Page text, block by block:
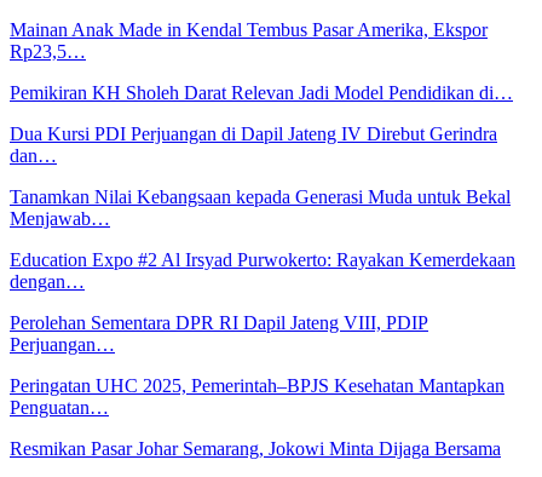
Mainan Anak Made in Kendal Tembus Pasar Amerika, Ekspor
Rp23,5…
Pemikiran KH Sholeh Darat Relevan Jadi Model Pendidikan di…
Dua Kursi PDI Perjuangan di Dapil Jateng IV Direbut Gerindra
dan…
Tanamkan Nilai Kebangsaan kepada Generasi Muda untuk Bekal
Menjawab…
Education Expo #2 Al Irsyad Purwokerto: Rayakan Kemerdekaan
dengan…
Perolehan Sementara DPR RI Dapil Jateng VIII, PDIP
Perjuangan…
Peringatan UHC 2025, Pemerintah–BPJS Kesehatan Mantapkan
Penguatan…
Resmikan Pasar Johar Semarang, Jokowi Minta Dijaga Bersama